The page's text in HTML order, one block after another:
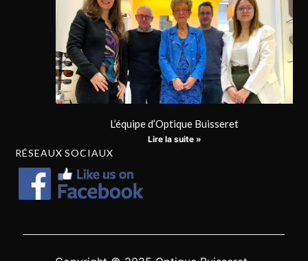
L’équipe d’Optique Buisseret
Lire la suite »
RÉSEAUX SOCIAUX